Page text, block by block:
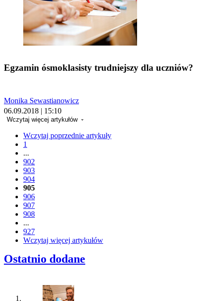
Egzamin ósmoklasisty trudniejszy dla uczniów?
Monika Sewastianowicz
06.09.2018 | 15:10
Wczytaj więcej artykułów
Wczytaj poprzednie artykuły
1
...
902
903
904
905
906
907
908
...
927
Wczytaj więcej artykułów
Ostatnio dodane